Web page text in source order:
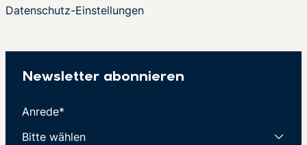
Datenschutz-Einstellungen
Newsletter abonnieren
Anrede*